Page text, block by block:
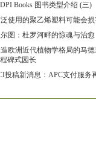
Books 图书类型介绍 (三)
使用的聚乙烯塑料可能会
图：杜罗河畔的惊魂与治愈
欧洲近代植物学格局的马
碑式园长
投稿新消息：APC支付服务